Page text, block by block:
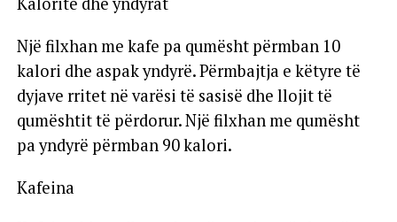
Një filxhan me kafe pa qumësht përmban 10
kalori dhe aspak yndyrë. Përmbajtja e këtyre të
dyjave rritet në varësi të sasisë dhe llojit të
qumështit të përdorur. Një filxhan me qumësht
pa yndyrë përmban 90 kalori.
Kafeina